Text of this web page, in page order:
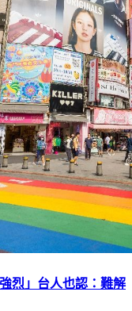
烈」台人也認：難解